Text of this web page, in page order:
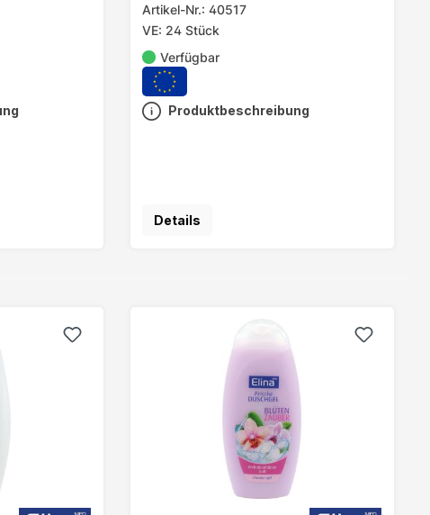
Artikel-Nr.: 40517
VE: 24 Stück
Verfügbar
Produktbeschreibung
Details